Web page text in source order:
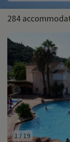
ouders tot
accommodaties
je budget in de hand
Frankrijk en Europa
voor
zonder de
ouder een
ontdekking. Voor een
minder
het nu gaat om
kinderen, kies
onvergetelijke
284
1 /19